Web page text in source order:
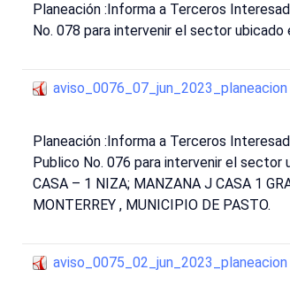
Planeación :Informa a Terceros
No. 078 para intervenir el sector
aviso_0076_07_jun_2023_planeacion
Planeación :Informa a Terceros
Publico No. 076 para intervenir el sector
CASA – 1 NIZA; MANZANA J CASA 1
MONTERREY , MUNICIPIO DE PASTO.
aviso_0075_02_jun_2023_planeacion